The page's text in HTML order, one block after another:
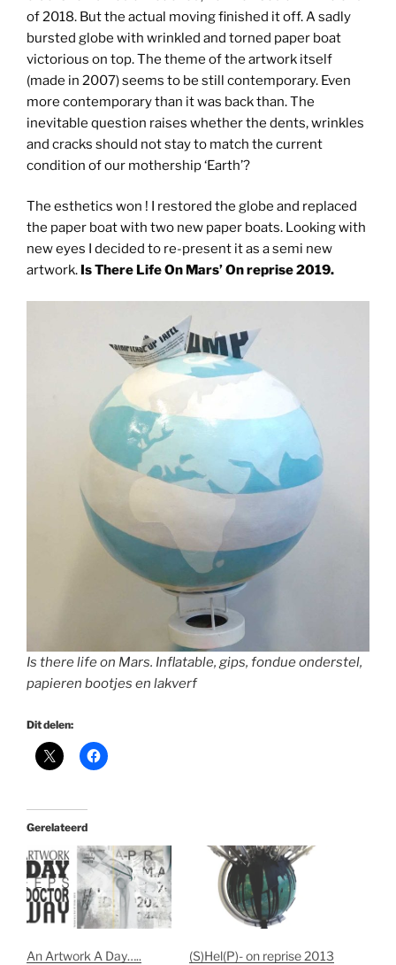
of 2018. But the actual moving finished it off. A sadly
bursted globe with wrinkled and torned paper boat
victorious on top. The theme of the artwork itself
(made in 2007) seems to be still contemporary. Even
more contemporary than it was back than. The
inevitable question raises whether the dents, wrinkles
and cracks should not stay to match the current
condition of our mothership ‘Earth’?
The esthetics won ! I restored the globe and replaced
the paper boat with two new paper boats. Looking with
new eyes I decided to re-present it as a semi new
artwork. Is There Life On Mars’ On reprise 2019.
Is there life on Mars. Inflatable, gips, fondue onderstel,
papieren bootjes en lakverf
Dit delen:
Gerelateerd
An Artwork A Day…..
(S)Hel(P)- on reprise 2013